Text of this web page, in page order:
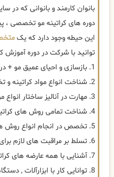
بانوان کارمند و بانوانی که
این حیطه وجود دارد که یک
توانید با شرکت در دوره آموزش
1. بازسازی و احیای عمیق مو + درمان موهای ضعیف یا شکسته
2. شناخت انواع مواد کراتینه و تخصص در استفاده از آن ها
3. مهارت در آنالیز ساختار انواع مو
4. شناخت تمامی روش های کراتینه، صافی و احیای مو
5. تخصص در انجام انواع روش های تراپی تخصصی
6. تسلط بر مراقبت های لازم برای مو بعد از صافی و احیا
7. آشنایی با همه عارضه های کراتینه، صافی یا احیای مو
8. توانایی کار با ابزارآلات , دستگاه های مورد نیاز کراتینه